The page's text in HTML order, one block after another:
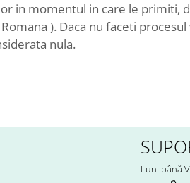
in momentul in care le primiti,
). Daca nu faceti
nula.
Luni până